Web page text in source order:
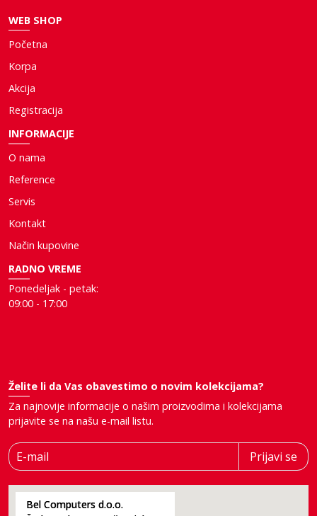
WEB SHOP
Početna
Korpa
Akcija
Registracija
INFORMACIJE
O nama
Reference
Servis
Kontakt
Način kupovine
RADNO VREME
Ponedeljak - petak:
09:00 - 17:00
Želite li da Vas obavestimo o novim kolekcijama?
Za najnovije informacije o našim proizvodima i kolekcijama
prijavite se na našu e-mail listu.
E-mail Prijavi se
Bel Computers d.o.o.